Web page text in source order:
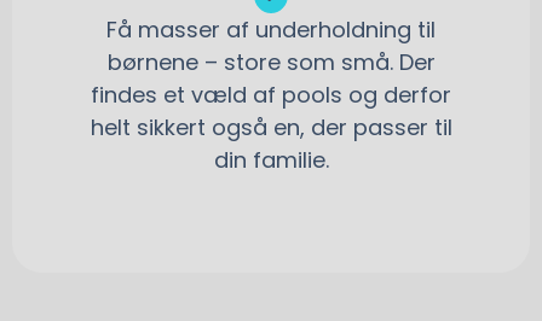
Få masser af underholdning til
børnene – store som små. Der
findes et væld af pools og derfor
helt sikkert også en, der passer til
din familie.